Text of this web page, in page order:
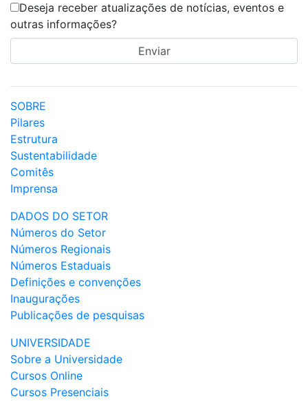
Deseja receber atualizações de notícias, eventos e
outras informações?
SOBRE
Pilares
Estrutura
Sustentabilidade
Comitês
Imprensa
DADOS DO SETOR
Números do Setor
Números Regionais
Números Estaduais
Definições e convenções
Inaugurações
Publicações de pesquisas
UNIVERSIDADE
Sobre a Universidade
Cursos Online
Cursos Presenciais